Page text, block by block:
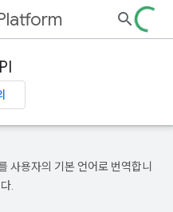
사용자의 기본 언어로 번역합니
.